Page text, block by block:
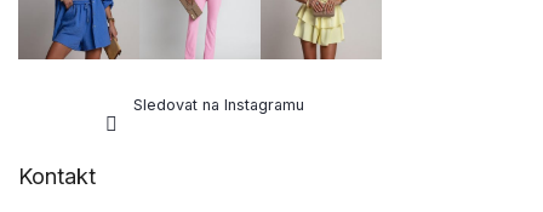
Sledovat na Instagramu
Kontakt